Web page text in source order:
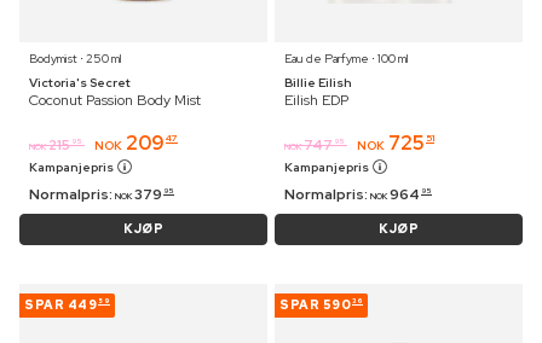
Bodymist ⋅ 250 ml
Victoria's Secret
Coconut Passion Body Mist
NOK 215 95 NOK 209 47
Kampanjepris
Normalpris: NOK 379 95
KJØP
Eau de Parfyme ⋅ 100 ml
Billie Eilish
Eilish EDP
NOK 747 95 NOK 725 51
Kampanjepris
Normalpris: NOK 964 95
KJØP
SPAR 449 59 SPAR 59036